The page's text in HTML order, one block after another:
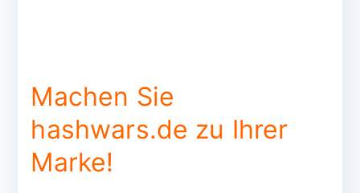
Machen Sie
hashwars.de zu Ihrer
Marke!